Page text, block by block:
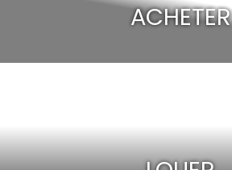
ACHETER